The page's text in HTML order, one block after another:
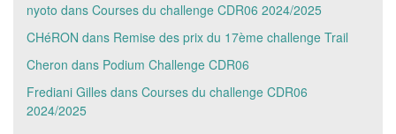
nyoto dans Courses du challenge CDR06 2024/2025
CHéRON dans Remise des prix du 17ème challenge Trail
Cheron dans Podium Challenge CDR06
Frediani Gilles dans Courses du challenge CDR06
2024/2025